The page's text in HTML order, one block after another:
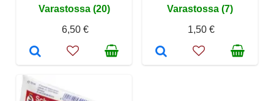
Varastossa (20)
6,50 €
Varastossa (7)
1,50 €